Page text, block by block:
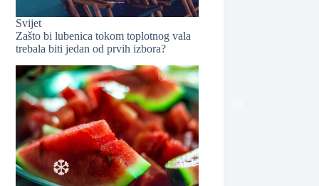
Svijet
Zašto bi lubenica tokom toplotnog vala
trebala biti jedan od prvih izbora?